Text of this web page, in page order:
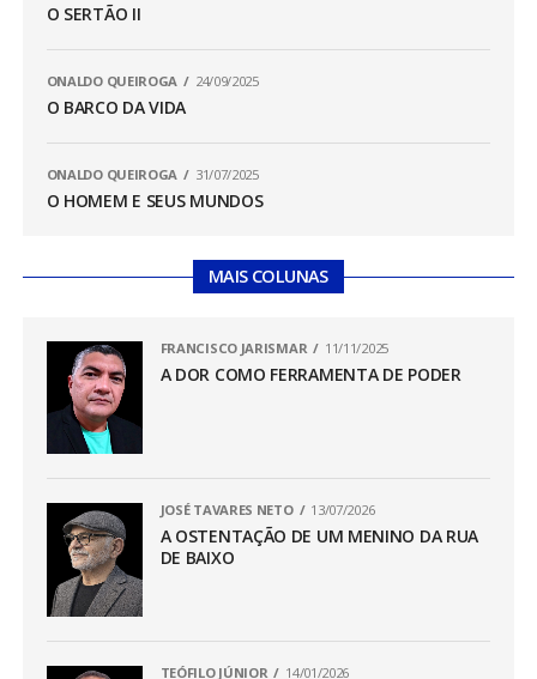
O SERTÃO II
ONALDO QUEIROGA 24/09/2025
O BARCO DA VIDA
ONALDO QUEIROGA 31/07/2025
O HOMEM E SEUS MUNDOS
MAIS COLUNAS
FRANCISCO JARISMAR 11/11/2025
A DOR COMO FERRAMENTA DE PODER
JOSÉ TAVARES NETO 13/07/2026
A OSTENTAÇÃO DE UM MENINO DA RUA
DE BAIXO
TEÓFILO JÚNIOR 14/01/2026